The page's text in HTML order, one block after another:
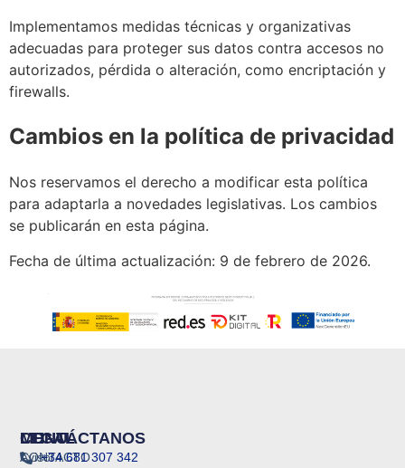
Implementamos medidas técnicas y organizativas
adecuadas para proteger sus datos contra accesos no
autorizados, pérdida o alteración, como encriptación y
firewalls.
Cambios en la política de privacidad
Nos reservamos el derecho a modificar esta política
para adaptarla a novedades legislativas. Los cambios
se publicarán en esta página.
Fecha de última actualización: 9 de febrero de 2026.
MENU
CONTACTO
LEGAL
Aviso
CONTÁCTANOS
+34 681 307 342